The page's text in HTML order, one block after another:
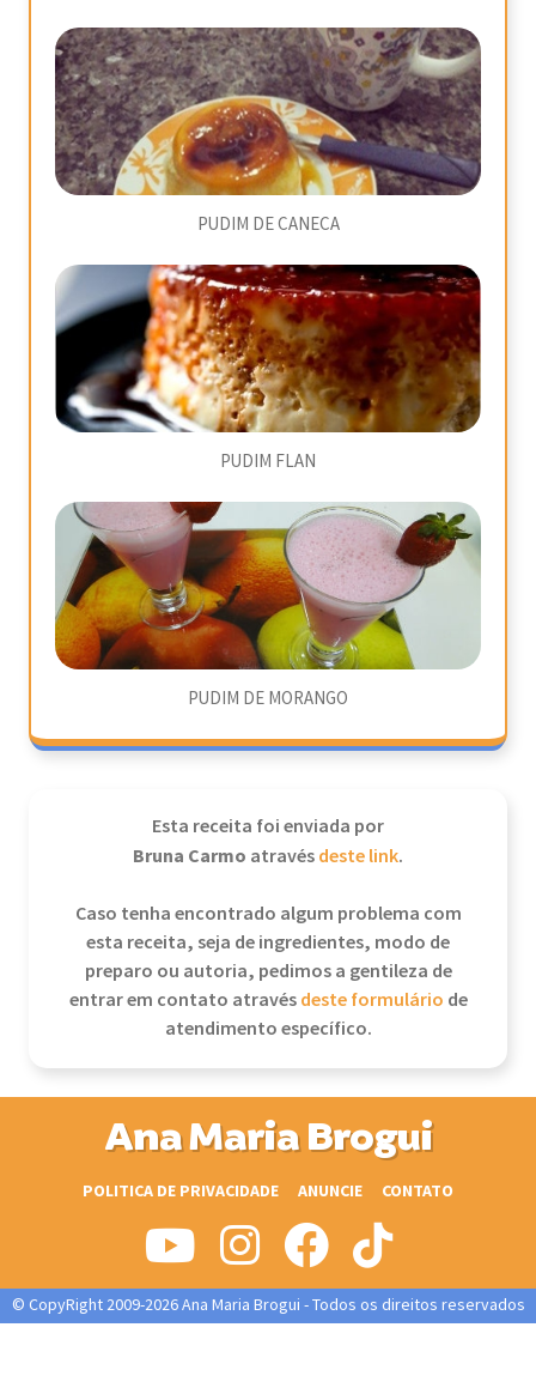
PUDIM DE CANECA
PUDIM FLAN
PUDIM DE MORANGO
Esta receita foi enviada por
Bruna Carmo atravésdeste link.
Caso tenha encontrado algum problema com
esta receita, seja de ingredientes, modo de
preparo ou autoria, pedimos a gentileza de
entrar em contato atravésdeste formulário de
atendimento específico.
Ana Maria Brogui
POLITICA DE PRIVACIDADE ANUNCIE CONTATO
© CopyRight 2009-2026 Ana Maria Brogui - Todos os direitos reservados